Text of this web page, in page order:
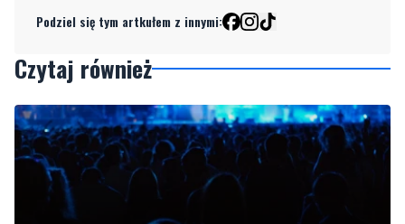
Podziel się tym artkułem z innymi:
Czytaj również